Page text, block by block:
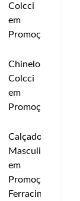
Colcci
em
Promoção
Chinelo
Colcci
em
Promoção
Calçados
Masculinos
em
Promoção
Ferracini